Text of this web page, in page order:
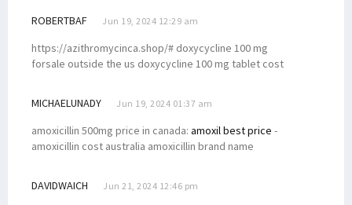
ROBERTBAF Jun 19, 2024 12:29 am
https://azithromycinca.shop/# doxycycline 100 mg
forsale outside the us doxycycline 100 mg tablet cost
MICHAELUNADY Jun 19, 2024 01:37 am
amoxicillin 500mg price in canada: amoxil best price -
amoxicillin cost australia amoxicillin brand name
DAVIDWAICH Jun 21, 2024 12:46 pm